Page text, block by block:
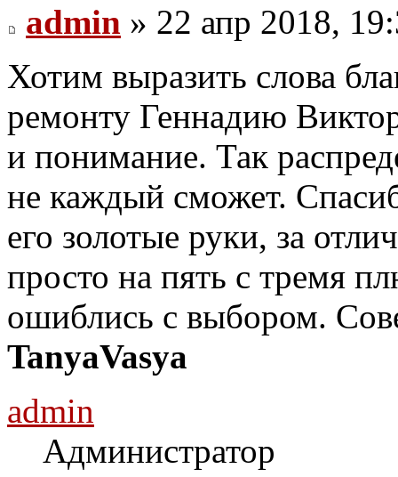
admin » 22 апр 2018,
Хотим выразить слова
ремонту Геннадию
и понимание. Так
не каждый сможет.
его золотые руки, за
просто на пять с тремя
ошиблись с выбором.
TanyaVasya
admin
Администратор